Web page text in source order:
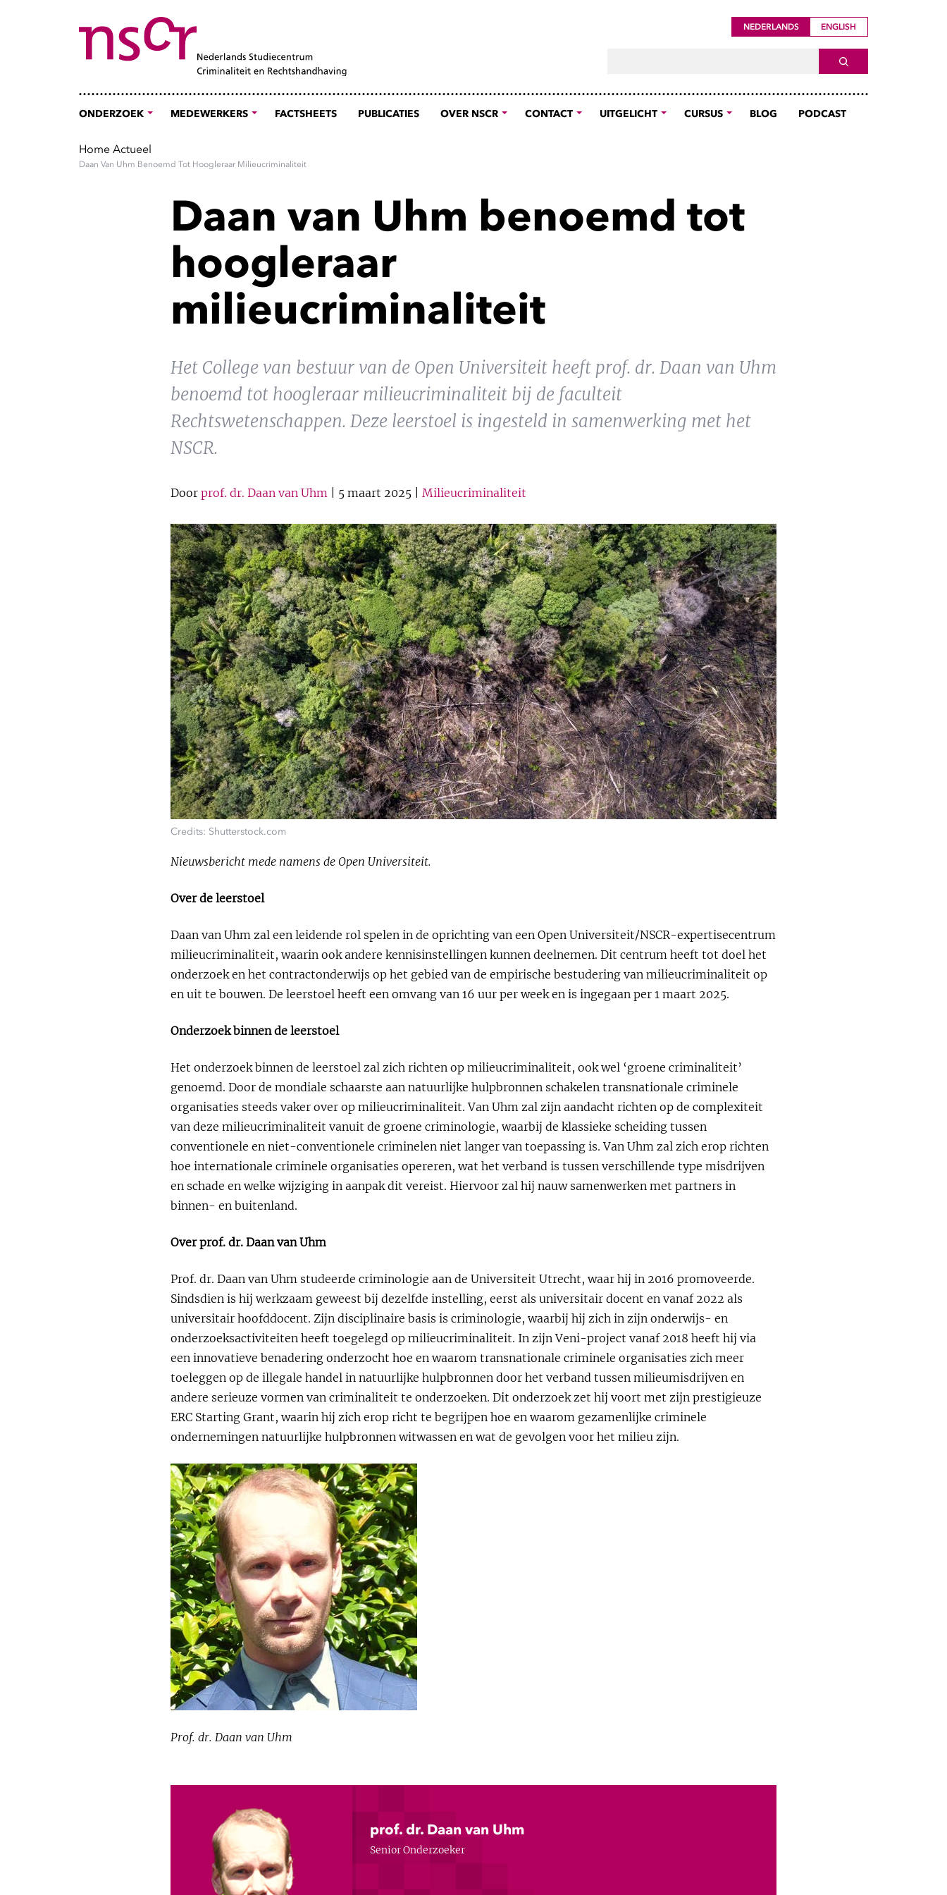
NEDERLANDS ENGLISH
SEARCH
ONDERZOEK MEDEWERKERS FACTSHEETS PUBLICATIES OVER NSCR CONTACT UITGELICHT CURSUS BLOG PODCAST
Home Actueel
Daan Van Uhm Benoemd Tot Hoogleraar Milieucriminaliteit
Daan van Uhm benoemd tot
hoogleraar
milieucriminaliteit
Het College van bestuur van de Open Universiteit heeft prof. dr. Daan van Uhm
benoemd tot hoogleraar milieucriminaliteit bij de faculteit
Rechtswetenschappen. Deze leerstoel is ingesteld in samenwerking met het
NSCR.
Door prof. dr. Daan van Uhm | 5 maart 2025 | Milieucriminaliteit
Credits: Shutterstock.com
Nieuwsbericht mede namens de Open Universiteit.
Over de leerstoel
Daan van Uhm zal een leidende rol spelen in de oprichting van een Open Universiteit/NSCR-expertisecentrum
milieucriminaliteit, waarin ook andere kennisinstellingen kunnen deelnemen. Dit centrum heeft tot doel het
onderzoek en het contractonderwijs op het gebied van de empirische bestudering van milieucriminaliteit op
en uit te bouwen. De leerstoel heeft een omvang van 16 uur per week en is ingegaan per 1 maart 2025.
Onderzoek binnen de leerstoel
Het onderzoek binnen de leerstoel zal zich richten op milieucriminaliteit, ook wel ‘groene criminaliteit’
genoemd. Door de mondiale schaarste aan natuurlijke hulpbronnen schakelen transnationale criminele
organisaties steeds vaker over op milieucriminaliteit. Van Uhm zal zijn aandacht richten op de complexiteit
van deze milieucriminaliteit vanuit de groene criminologie, waarbij de klassieke scheiding tussen
conventionele en niet-conventionele criminelen niet langer van toepassing is. Van Uhm zal zich erop richten
hoe internationale criminele organisaties opereren, wat het verband is tussen verschillende type misdrijven
en schade en welke wijziging in aanpak dit vereist. Hiervoor zal hij nauw samenwerken met partners in
binnen- en buitenland.
Over prof. dr. Daan van Uhm
Prof. dr. Daan van Uhm studeerde criminologie aan de Universiteit Utrecht, waar hij in 2016 promoveerde.
Sindsdien is hij werkzaam geweest bij dezelfde instelling, eerst als universitair docent en vanaf 2022 als
universitair hoofddocent. Zijn disciplinaire basis is criminologie, waarbij hij zich in zijn onderwijs- en
onderzoeksactiviteiten heeft toegelegd op milieucriminaliteit. In zijn Veni-project vanaf 2018 heeft hij via
een innovatieve benadering onderzocht hoe en waarom transnationale criminele organisaties zich meer
toeleggen op de illegale handel in natuurlijke hulpbronnen door het verband tussen milieumisdrijven en
andere serieuze vormen van criminaliteit te onderzoeken. Dit onderzoek zet hij voort met zijn prestigieuze
ERC Starting Grant, waarin hij zich erop richt te begrijpen hoe en waarom gezamenlijke criminele
ondernemingen natuurlijke hulpbronnen witwassen en wat de gevolgen voor het milieu zijn.
Prof. dr. Daan van Uhm
prof. dr. Daan van Uhm
Senior Onderzoeker